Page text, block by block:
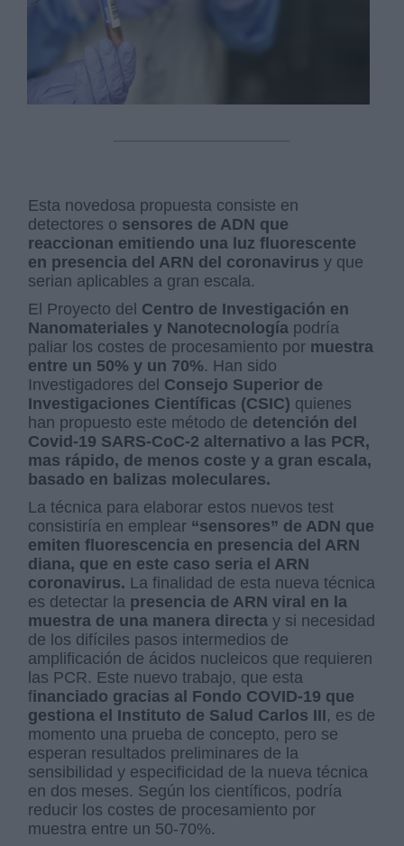
Esta novedosa propuesta consiste en
detectores o sensores de ADN que
reaccionan emitiendo una luz fluorescente
en presencia del ARN del coronavirus y que
serian aplicables a gran escala.
El Proyecto del Centro de Investigación en
Nanomateriales y Nanotecnología podría
paliar los costes de procesamiento por muestra
entre un 50% y un 70%. Han sido
Investigadores del Consejo Superior de
Investigaciones Científicas (CSIC) quienes
han propuesto este método de detención del
Covid-19 SARS-CoC-2 alternativo a las PCR,
mas rápido, de menos coste y a gran escala,
basado en balizas moleculares.
La técnica para elaborar estos nuevos test
consistiría en emplear “sensores” de ADN que
emiten fluorescencia en presencia del ARN
diana, que en este caso seria el ARN
coronavirus. La finalidad de esta nueva técnica
es detectar la presencia de ARN viral en la
muestra de una manera directa y si necesidad
de los difíciles pasos intermedios de
amplificación de ácidos nucleicos que requieren
las PCR. Este nuevo trabajo, que esta
financiado gracias al Fondo COVID-19 que
gestiona el Instituto de Salud Carlos III, es de
momento una prueba de concepto, pero se
esperan resultados preliminares de la
sensibilidad y especificidad de la nueva técnica
en dos meses. Según los científicos, podría
reducir los costes de procesamiento por
muestra entre un 50-70%.